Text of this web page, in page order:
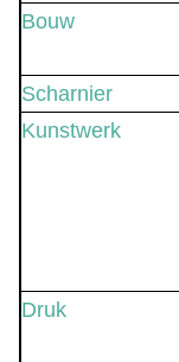
Bouw
Scharnier
Kunstwerk
Druk